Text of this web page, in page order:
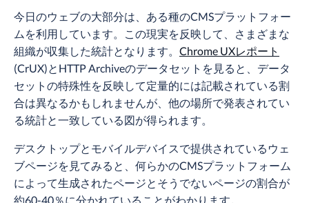
今日のウェブの大部分は、ある種のCMSプラットフォー
ムを利用しています。この現実を反映して、さまざまな
組織が収集した統計となります。 Chrome UXレポート
(CrUX)とHTTP Archiveのデータセットを見ると、データ
セットの特殊性を反映して定量的には記載されている割
合は異なるかもしれませんが、他の場所で発表されてい
る統計と一致している図が得られます。
デスクトップとモバイルデバイスで提供されているウェ
ブページを見てみると、何らかのCMSプラットフォーム
によって生成されたページとそうでないページの割合が
約60-40％に分かれていることがわかります。